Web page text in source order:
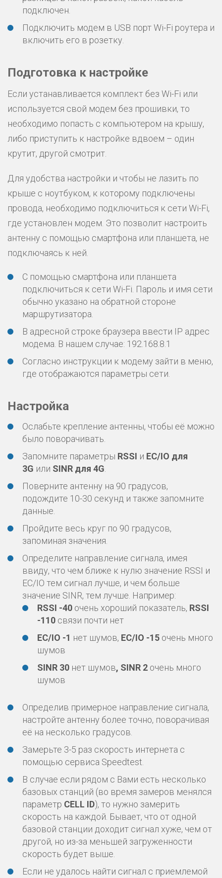
подключен.
Подключить модем в USB порт Wi-Fi роутера и
включить его в розетку.
Подготовка к настройке
Если устанавливается комплект без Wi-Fi или
используется свой модем без прошивки, то
необходимо попасть с компьютером на крышу,
либо приступить к настройке вдвоем – один
крутит, другой смотрит.
Для удобства настройки и чтобы не лазить по
крыше с ноутбуком, к которому подключены
провода, необходимо подключиться к сети Wi-Fi,
где установлен модем. Это позволит настроить
антенну с помощью смартфона или планшета, не
подключаясь к ней.
С помощью смартфона или планшета
подключиться к сети Wi-Fi. Пароль и имя сети
обычно указано на обратной стороне
маршрутизатора.
В адресной строке браузера ввести IP адрес
модема. В нашем случае: 192.168.8.1
Согласно инструкции к модему зайти в меню,
где отображаются параметры сети.
Настройка
Ослабьте крепление антенны, чтобы её можно
было поворачивать.
Запомните параметры RSSI и EC/IO для
3G или SINR для 4G
Поверните антенну на 90 градусов,
подождите 10-30 секунд и также запомните
данные.
Пройдите весь круг по 90 градусов,
запоминая значения.
Определите направление сигнала, имея
ввиду, что чем ближе к нулю значение RSSI и
EC/IO тем сигнал лучше, и чем больше
значение SINR, тем лучше. Например:
RSSI -40 очень хороший показатель, RSSI
-110 связи почти нет
EC/IO -1 нет шумов, EC/IO -15 очень много
шумов
SINR 30 нет шумов, SINR 2 очень много
шумов
Определив примерное направление сигнала,
настройте антенну более точно, поворачивая
её на несколько градусов.
Замерьте 3-5 раз скорость интернета с
помощью сервиса Speedtest.
В случае если рядом с Вами есть несколько
базовых станций (во время замеров менялся
параметр CELL ID), то нужно замерить
скорость на каждой. Бывает, что от одной
базовой станции доходит сигнал хуже, чем от
другой, но из-за меньшей загруженности
скорость будет выше.
Если не удалось найти сигнал с приемлемой